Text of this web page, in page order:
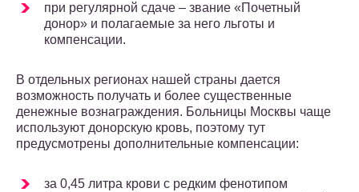
при регулярной сдаче – звание «Почетный
донор» и полагаемые за него льготы и
компенсации.
В отдельных регионах нашей страны дается
возможность получать и более существенные
денежные вознаграждения. Больницы Москвы чаще
используют донорскую кровь, поэтому тут
предусмотрены дополнительные компенсации:
за 0,45 литра крови с редким фенотипом